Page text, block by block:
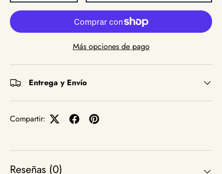
Más opciones de pago
Entrega y Envío
Compartir:
Reseñas (0)